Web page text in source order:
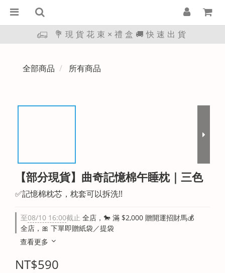
💐現貨花束×禮盒🚚快速出貨
全部商品 所有商品
【部分現貨】曲奇記憶棉午睡枕｜三色
✅記憶棉枕芯，枕套可以拆洗!!
至08/10 16:00截止 全店，🐎 滿 $2,000 贈開運招財馬💰
全店，🎀 下單即贈紙袋／提袋
查看更多
NT$590